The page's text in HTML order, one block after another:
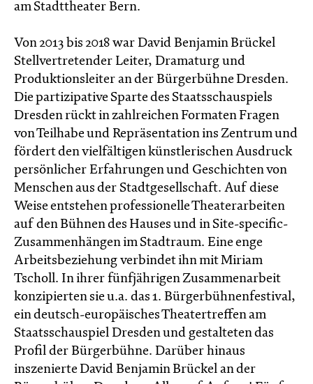
am Stadttheater Bern.
Von 2013 bis 2018 war David Benjamin Brückel
Stellvertretender Leiter, Dramaturg und
Produktionsleiter an der Bürgerbühne Dresden.
Die partizipative Sparte des Staatsschauspiels
Dresden rückt in zahlreichen Formaten Fragen
von Teilhabe und Repräsentation ins Zentrum und
fördert den vielfältigen künstlerischen Ausdruck
persönlicher Erfahrungen und Geschichten von
Menschen aus der Stadtgesellschaft. Auf diese
Weise entstehen professionelle Theaterarbeiten
auf den Bühnen des Hauses und in Site-specific-
Zusammenhängen im Stadtraum. Eine enge
Arbeitsbeziehung verbindet ihn mit Miriam
Tscholl. In ihrer fünfjährigen Zusammenarbeit
konzipierten sie u.a. das 1. Bürgerbühnenfestival,
ein deutsch-europäisches Theatertreffen am
Staatsschauspiel Dresden und gestalteten das
Profil der Bürgerbühne. Darüber hinaus
inszenierte David Benjamin Brückel an der